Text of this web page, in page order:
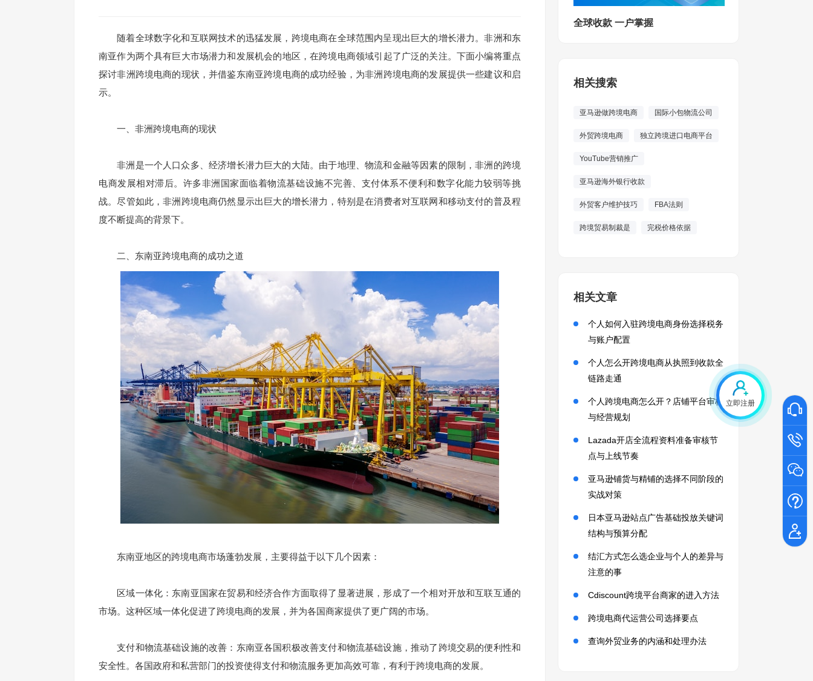
立即注册
随着全球数字化和互联网技术的迅猛发展，跨境电商在全球范围内呈现出巨大的增长潜力。非洲和东
南亚作为两个具有巨大市场潜力和发展机会的地区，在跨境电商领域引起了广泛的关注。下面小编将重点
探讨非洲跨境电商的现状，并借鉴东南亚跨境电商的成功经验，为非洲跨境电商的发展提供一些建议和启
示。
一、非洲跨境电商的现状
非洲是一个人口众多、经济增长潜力巨大的大陆。由于地理、物流和金融等因素的限制，非洲的跨境
电商发展相对滞后。许多非洲国家面临着物流基础设施不完善、支付体系不便利和数字化能力较弱等挑
战。尽管如此，非洲跨境电商仍然显示出巨大的增长潜力，特别是在消费者对互联网和移动支付的普及程
度不断提高的背景下。
二、东南亚跨境电商的成功之道
东南亚地区的跨境电商市场蓬勃发展，主要得益于以下几个因素：
区域一体化：东南亚国家在贸易和经济合作方面取得了显著进展，形成了一个相对开放和互联互通的
市场。这种区域一体化促进了跨境电商的发展，并为各国商家提供了更广阔的市场。
支付和物流基础设施的改善：东南亚各国积极改善支付和物流基础设施，推动了跨境交易的便利性和
安全性。各国政府和私营部门的投资使得支付和物流服务更加高效可靠，有利于跨境电商的发展。
全球收款 一户掌握
相关搜索
亚马逊做跨境电商 国际小包物流公司
外贸跨境电商 独立跨境进口电商平台
YouTube营销推广
亚马逊海外银行收款
外贸客户维护技巧 FBA法则
跨境贸易制裁是 完税价格依据
相关文章
个人如何入驻跨境电商身份选择税务
与账户配置
个人怎么开跨境电商从执照到收款全
链路走通
个人跨境电商怎么开？店铺平台审核
与经营规划
Lazada开店全流程资料准备审核节
点与上线节奏
亚马逊铺货与精铺的选择不同阶段的
实战对策
日本亚马逊站点广告基础投放关键词
结构与预算分配
结汇方式怎么选企业与个人的差异与
注意的事
Cdiscount跨境平台商家的进入方法
跨境电商代运营公司选择要点
查询外贸业务的内涵和处理办法